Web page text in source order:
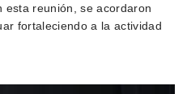
esta reunión, se acordaron
fortaleciendo a la actividad